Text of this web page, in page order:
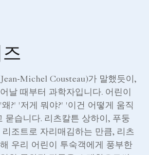
Michel Cousteau)가 말했듯이,
날 때부터 과학자입니다. 어린이
?' '저게 뭐야?' '이건 어떻게 움직
묻습니다. 리츠칼튼 상하이, 푸둥
조트로 자리매김하는 만큼, 리츠
우리 어린이 투숙객에게 풍부한